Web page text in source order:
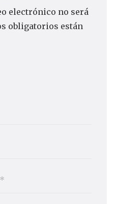
electrónico no será
obligatorios están